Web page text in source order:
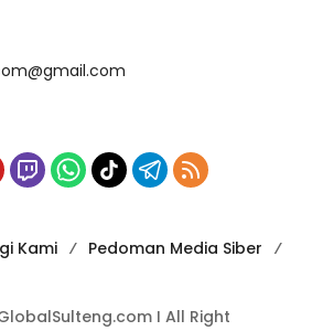
Kami
Pedoman Media Siber
I All Right